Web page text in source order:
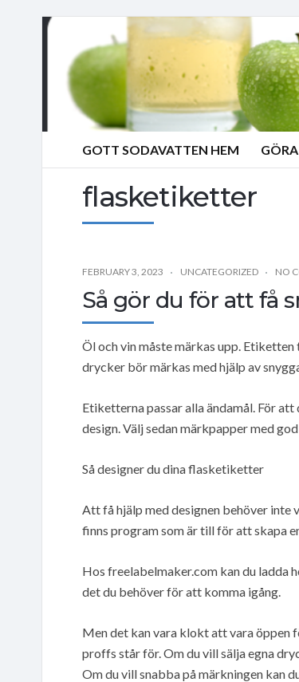
GOTT SODAVATTEN HEM
flasketiketter
FEBRUARY 3, 2023 UNCATEGORIZED NO
Så gör du för att få
Öl och vin måste märkas upp.
drycker bör märkas med hjälp av
Etiketterna passar alla ändamål. För
design. Välj sedan märkpapper med
Så designer du dina flasketiketter
Att få hjälp med designen behöver inte
finns program som är till för att skapa
Hos freelabelmaker.com kan du ladda
det du behöver för att komma igång.
Men det kan vara klokt att vara öppen
proffs står för. Om du vill sälja egna
Om du vill snabba på märkningen kan